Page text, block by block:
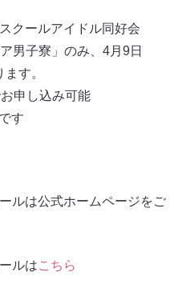
クールアイドル同好会
男子寮」のみ、4月9日
す。
申し込み可能
す
ルは公式ホームページをご
ルはこちら